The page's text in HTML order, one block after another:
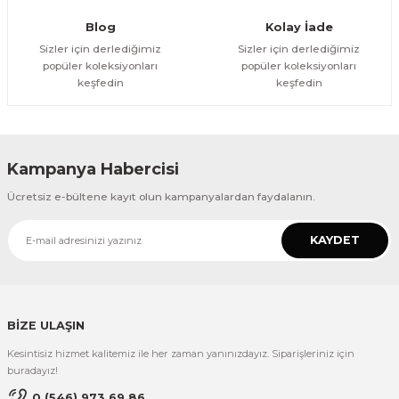
Blog
Sizler için derlediğimiz
popüler koleksiyonları
keşfedin
Kolay İade
Sizler için derlediğimiz
popüler koleksiyonları
keşfedin
Kampanya Habercisi
Ücretsiz e-bültene kayıt olun kampanyalardan faydalanın.
KAYDET
BİZE ULAŞIN
Kesintisiz hizmet kalitemiz ile her zaman yanınızdayız. Siparişleriniz için
buradayız!